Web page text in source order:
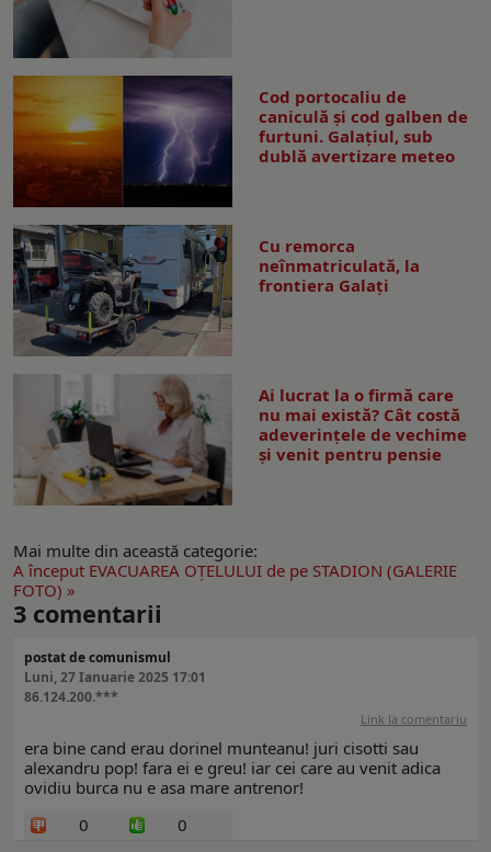
Cod portocaliu de
caniculă și cod galben de
furtuni. Galațiul, sub
dublă avertizare meteo
Cu remorca
neînmatriculată, la
frontiera Galați
Ai lucrat la o firmă care
nu mai există? Cât costă
adeverințele de vechime
și venit pentru pensie
Mai multe din această categorie:
A început EVACUAREA OŢELULUI de pe STADION (GALERIE
FOTO) »
3 comentarii
postat de comunismul
Luni, 27 Ianuarie 2025 17:01
86.124.200.***
Link la comentariu
era bine cand erau dorinel munteanu! juri cisotti sau
alexandru pop! fara ei e greu! iar cei care au venit adica
ovidiu burca nu e asa mare antrenor!
0
0